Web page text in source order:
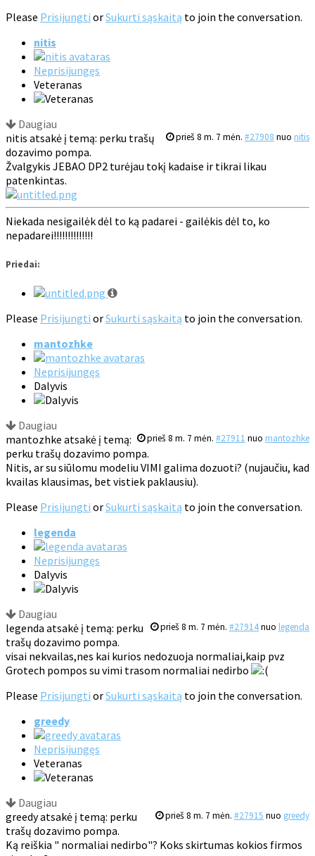
Please Prisijungti orSukurti sąskaitą to join the conversation.
nitis
Neprisijungęs
Veteranas
Daugiau
prieš 8 m. 7 mėn. #27908 nuo nitis
nitis atsakė į temą: perku trašų
dozavimo pompa.
Žvalgykis JEBAO DP2 turėjau tokį kadaise ir tikrai likau
patenkintas.
Niekada nesigailėk dėl to ką padarei - gailėkis dėl to, ko
nepadarei!!!!!!!!!!!!!!
Priedai:
Please Prisijungti orSukurti sąskaitą to join the conversation.
mantozhke
Neprisijungęs
Dalyvis
Daugiau
prieš 8 m. 7 mėn. #27911 nuo mantozhke
mantozhke atsakė į temą:
perku trašų dozavimo pompa.
Nitis, ar su siūlomu modeliu VIMI galima dozuoti? (nujaučiu, kad
kvailas klausimas, bet vistiek paklausiu).
Please Prisijungti orSukurti sąskaitą to join the conversation.
legenda
Neprisijungęs
Dalyvis
Daugiau
prieš 8 m. 7 mėn. #27914nuo legenda
legenda atsakė į temą: perku
trašų dozavimo pompa.
visai nekvailas,nes kai kurios nedozuoja normaliai,kaip pvz
Grotech pompos su vimi trasom normaliai nedirbo
Please Prisijungti orSukurti sąskaitą to join the conversation.
greedy
Neprisijungęs
Veteranas
Daugiau
prieš 8 m. 7 mėn. #27915 nuo greedy
greedy atsakė į temą: perku
trašų dozavimo pompa.
Ką reiškia " normaliai nedirbo"? Koks skirtumas kokios firmos